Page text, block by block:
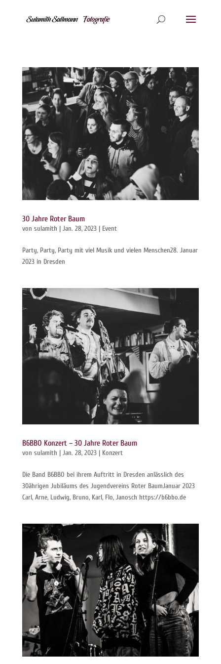
30 Jahre Roter Baum
von sulamith | Jan. 28, 2023| Event
Party, Party, Party mit viel Musik und vielen Menschen28. Januar
2023 in Dresden
B6BBO Konzert – 30 Jahre Roter Baum
von sulamith | Jan. 28, 2023| Konzert
Die Band B6BBO bei ihrem Auftritt in Dresden anlässlich des
30ährigen Jubiläums des Jugendvereins Roter BaumJanuar 2023
Carl, Arne, Ludwig, Bruno, Karl, Flo, Janosch https://b6bbo.de